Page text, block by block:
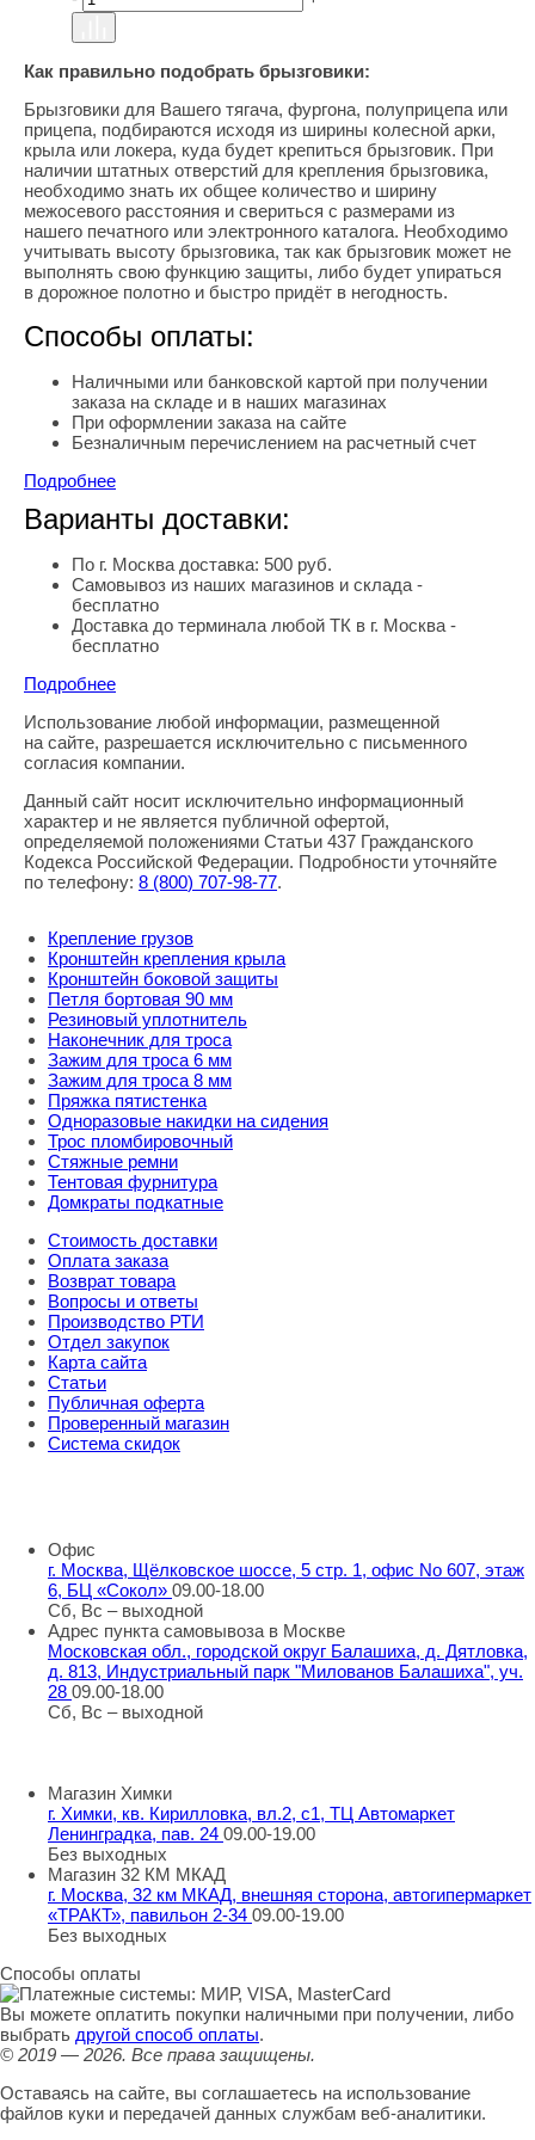
Как правильно подобрать брызговики:
Брызговики для Вашего тягача, фургона, полуприцепа или
прицепа, подбираются исходя из ширины колесной арки,
крыла или локера, куда будет крепиться брызговик. При
наличии штатных отверстий для крепления брызговика,
необходимо знать их общее количество и ширину
межосевого расстояния и свериться с размерами из
нашего печатного или электронного каталога. Необходимо
учитывать высоту брызговика, так как брызговик может не
выполнять свою функцию защиты, либо будет упираться
в дорожное полотно и быстро придёт в негодность.
Способы оплаты:
Наличными или банковской картой при получении
заказа на складе и в наших магазинах
При оформлении заказа на сайте
Безналичным перечислением на расчетный счет
Подробнее
Варианты доставки:
По г. Москва доставка: 500 руб.
Самовывоз из наших магазинов и склада -
бесплатно
Доставка до терминала любой ТК в г. Москва -
бесплатно
Подробнее
Правовая информация
Использование любой информации, размещенной
на сайте, разрешается исключительно с письменного
согласия компании.
Данный сайт носит исключительно информационный
характер и не является публичной офертой,
определяемой положениями Статьи 437 Гражданского
Кодекса Российской Федерации. Подробности уточняйте
по телефону: 8 (800) 707-98-77.
Крепление грузов
Кронштейн крепления крыла
Кронштейн боковой защиты
Петля бортовая 90 мм
Резиновый уплотнитель
Наконечник для троса
Зажим для троса 6 мм
Зажим для троса 8 мм
Пряжка пятистенка
Одноразовые накидки на сидения
Трос пломбировочный
Стяжные ремни
Тентовая фурнитура
Домкраты подкатные
Стоимость доставки
Оплата заказа
Возврат товара
Вопросы и ответы
Производство РТИ
Отдел закупок
Карта сайта
Статьи
Публичная оферта
Проверенный магазин
Система скидок
Офис
г. Москва, Щёлковское шоссе, 5 стр. 1, офис No 607, этаж
6, БЦ «Сокол» 09.00-18.00
Сб, Вс – выходной
Адрес пункта самовывоза в Москве
Московская обл., городской округ Балашиха, д. Дятловка,
д. 813, Индустриальный парк "Милованов Балашиха", уч.
28 09.00-18.00
Сб, Вс – выходной
Магазин Химки
г. Химки, кв. Кирилловка, вл.2, с1, ТЦ Автомаркет
Ленинградка, пав. 24 09.00-19.00
Без выходных
Магазин 32 КМ МКАД
г. Москва, 32 км МКАД, внешняя сторона, автогипермаркет
«ТРАКТ», павильон 2-34 09.00-19.00
Без выходных
Способы оплаты
Вы можете оплатить покупки наличными при получении, либо
выбрать другой способ оплаты.
© 2019 — 2026. Все права защищены.
Оставаясь на сайте, вы соглашаетесь на использование
файлов куки и передачей данных службам веб-аналитики.